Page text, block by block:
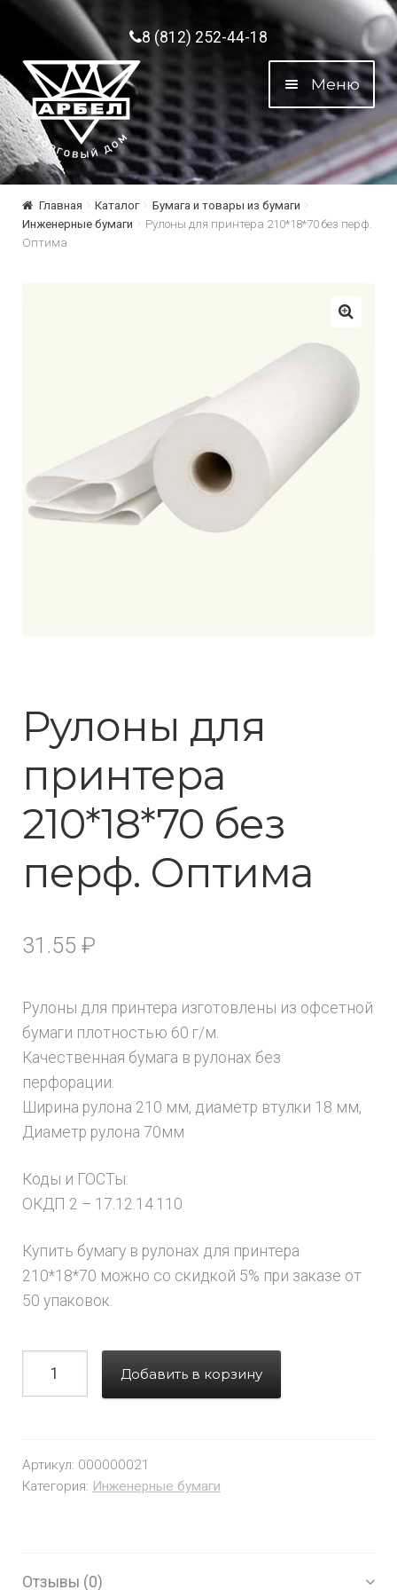
Перейти к навигации
Перейти к содержимому8 (812) 252-44-18
Меню
Главная Каталог
Бумага и товары из бумаги
Инженерные бумаги
Рулоны для принтера 210*18*70 без перф.
Оптима
Рулоны для
принтера
210*18*70 без
перф. Оптима
31.55 ₽
Рулоны для принтера изготовлены из офсетной
бумаги плотностью 60 г/м.
Качественная бумага в рулонах без
перфорации.
Ширина рулона 210 мм, диаметр втулки 18 мм,
Диаметр рулона 70мм
Коды и ГОСТы:
ОКДП 2 – 17.12.14.110
Купить бумагу в рулонах для принтера
210*18*70 можно со скидкой 5% при заказе от
50 упаковок.
Добавить в корзину
Артикул: 000000021
Категория: Инженерные бумаги
Отзывы (0)